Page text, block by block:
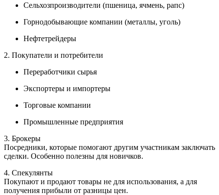
Сельхозпроизводители (пшеница, ячмень, рапс)
Горнодобывающие компании (металлы, уголь)
Нефтетрейдеры
2. Покупатели и потребители
Переработчики сырья
Экспортеры и импортеры
Торговые компании
Промышленные предприятия
3. Брокеры
Посредники, которые помогают другим участникам заключать
сделки. Особенно полезны для новичков.
4. Спекулянты
Покупают и продают товары не для использования, а для
получения прибыли от разницы цен.